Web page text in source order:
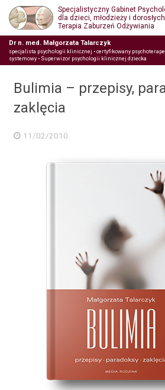
Specjalistyczny Gabinet
dla dzieci, młodzieży i
Terapia Zaburzeń Odżywiania
Dr n. med. Małgorzata Talarczyk
specjalista psychologii klinicznej • certyfikowany
systemowy • Superwizor psychologii klinicznej dziecka
Bulimia – przepisy,
zaklęcia
11/02/2010